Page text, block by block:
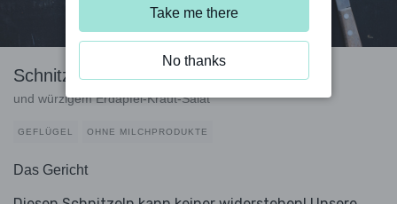
Schnitzel mit Brezelkruste
und würzigem Erdäpfel-Kraut-Salat
GEFLÜGEL OHNE MILCHPRODUKTE
Das Gericht
Take me there
No thanks